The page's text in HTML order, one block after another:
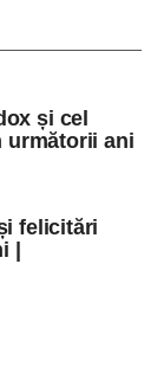
și cel
următorii ani
felicitări